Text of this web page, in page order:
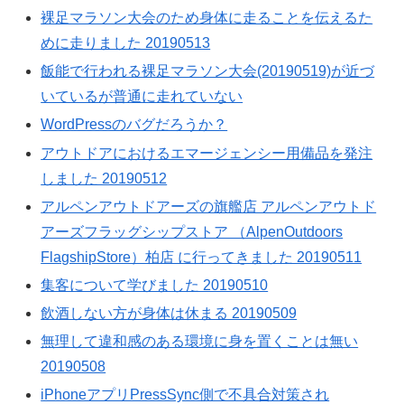
裸足マラソン大会のため身体に走ることを伝えるた
めに走りました 20190513
飯能で行われる裸足マラソン大会(20190519)が近づ
いているが普通に走れていない
WordPressのバグだろうか？
アウトドアにおけるエマージェンシー用備品を発注
しました 20190512
アルペンアウトドアーズの旗艦店 アルペンアウトド
アーズフラッグシップストア （AlpenOutdoors
FlagshipStore）柏店 に行ってきました 20190511
集客について学びました 20190510
飲酒しない方が身体は休まる 20190509
無理して違和感のある環境に身を置くことは無い
20190508
iPhoneアプリPressSync側で不具合対策され